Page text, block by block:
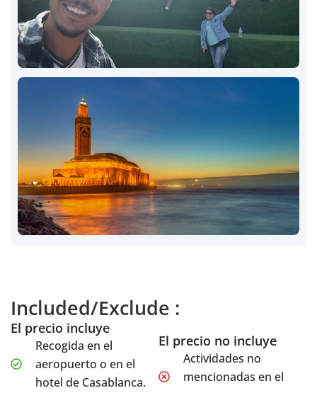
Included/Exclude :
El precio incluye
Recogida en el
aeropuerto o en el
hotel de Casablanca.
El precio no incluye
Actividades no
mencionadas en el